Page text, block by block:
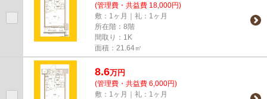
(管理費・共益費 18,000円)
敷：1ヶ月｜礼：1ヶ月
所在階：8階
間取り：1K
面積：21.64㎡
8.6万円
(管理費・共益費 6,000円)
敷：1ヶ月｜礼：1ヶ月